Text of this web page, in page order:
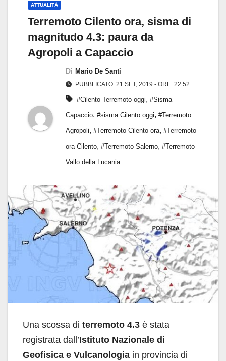
ATTUALITÀ
Terremoto Cilento ora, sisma di
magnitudo 4.3: paura da
Agropoli a Capaccio
Di Mario De Santi
PUBBLICATO: 21 SET, 2019 - ORE: 22:52
#Cilento Terremoto oggi, #Sisma
Capaccio, #sisma Cilento oggi, #Terremoto
Agropoli, #Terremoto Cilento ora, #Terremoto
ora Cilento, #Terremoto Salerno, #Terremoto
Vallo della Lucania
Una scossa di terremoto 4.3 è stata
registrata dall’Istituto Nazionale di
Geofisica e Vulcanologia in provincia di